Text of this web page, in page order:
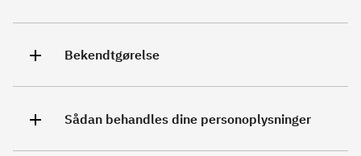
Bekendtgørelse
Sådan behandles dine personoplysninger